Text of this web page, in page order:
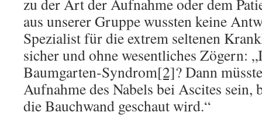
zu der Art der Aufnahme oder dem
aus unserer Gruppe wussten keine
Spezialist für die extrem seltenen
sicher und ohne wesentliches Zögern:
Baumgarten-Syndrom[2]? Dann
Aufnahme des Nabels bei Ascites sein,
die Bauchwand geschaut wird.“